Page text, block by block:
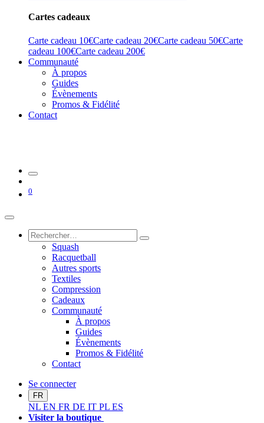
Cartes cadeaux
Carte cadeau 10€Carte cadeau 20€Carte cadeau 50€Carte
cadeau 100€Carte cadeau 200€
Communauté
À propos
Guides
Évènements
Promos & Fidélité
Contact
0
Squash
Racquetball
Autres sports
Textiles
Compression
Cadeaux
Communauté
À propos
Guides
Évènements
Promos & Fidélité
Contact
Se connecter
FR
NL EN FR DE IT PL ES
Visiter la boutique